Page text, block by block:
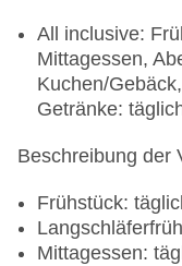
All inclusive:
Mittagessen,
Kuchen/
Getränke:
Beschreibung der
Frühstück:
Mittagessen: